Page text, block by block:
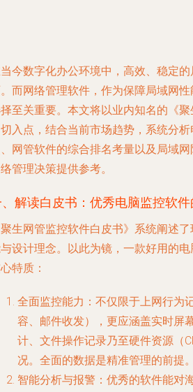
今数字化办公环境中，高效、稳定
而网络管理软件，作为保障局域网
至关重要。本文将以业内知名的《
入点，结合当前市场趋势，系统分
网管软件的综合排名考量以及局域
管理决策提供参考。
解读白皮书：优秀电脑监控软
生网管监控软件白皮书》系统阐述
设计理念。以此为镜，一款好用的
特质：
全面监控能力 ：不仅限于上网行为
容、邮件收发），更应涵盖实时屏
计、文件操作记录乃至硬件资源（
况。全面的数据是精准管理的前提。
智能分析与报警 ：优秀的软件能对